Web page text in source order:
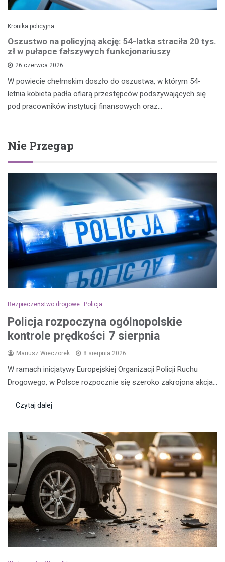
Kronika policyjna
Oszustwo na policyjną akcję: 54-latka straciła 20 tys.
zł w pułapce fałszywych funkcjonariuszy
26 czerwca 2026
W powiecie chełmskim doszło do oszustwa, w którym 54-
letnia kobieta padła ofiarą przestępców podszywających się
pod pracowników instytucji finansowych oraz…
Nie Przegap
Bezpieczeństwo drogowe Policja
Policja rozpoczyna ogólnopolskie
kontrole prędkości 7 sierpnia
Mariusz Wieczorek 8 sierpnia 2026
W ramach inicjatywy Europejskiej Organizacji Policji Ruchu
Drogowego, w Polsce rozpocznie się szeroko zakrojona akcja…
Czytaj dalej